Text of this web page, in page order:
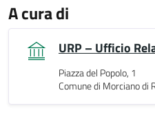
A cura di
URP – Ufficio
Piazza del Popolo, 1
Comune di Morciano di